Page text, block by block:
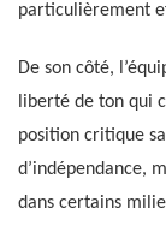
particulièrement
De son côté,
liberté de ton qui
position critique
d’indépendance,
dans certains